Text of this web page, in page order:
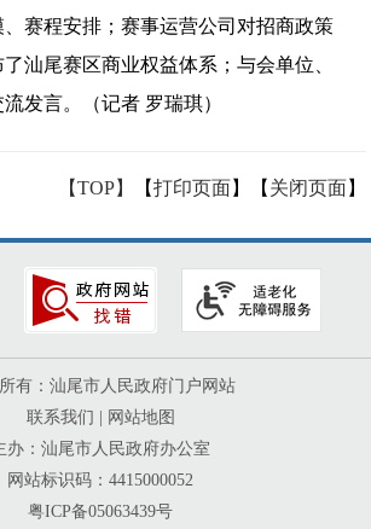
赛程安排；赛事运营公司对招商政策
汕尾赛区商业权益体系；与会单位、
发言。（记者 罗瑞琪）
【TOP】 【打印页面】【 关闭页面】
有：汕尾市人民政府门户网站
联系我们
网站地图
办：汕尾市人民政府办公室
网站标识码：4415000052
粤ICP备05063439号